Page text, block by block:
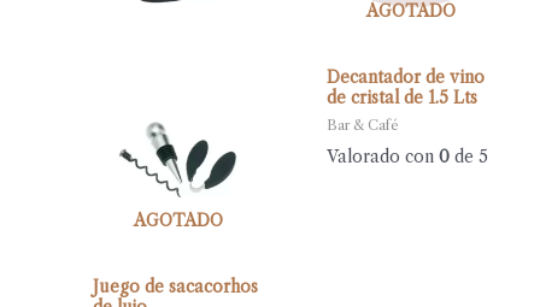
AGOTADO
Juego de sacacorhos
AGOTADO
Decantador de vino
de cristal de 1.5 Lts
Bar & Café
Valorado con 0de 5